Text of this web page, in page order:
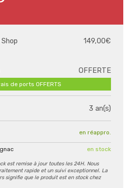
149,00€
OFFERTE
de ports OFFERTS
3 an(s)
en réappro.
en stock
est remise à jour toutes les 24H. Nous
rapide et un suivi exceptionnel. La
signifie que le produit est en stock chez